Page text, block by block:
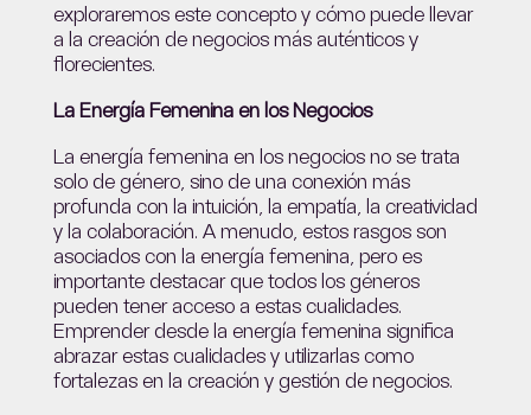
exploraremos este concepto y cómo puede llevar
a la creación de negocios más auténticos y
florecientes.
La Energía Femenina en los Negocios
La energía femenina en los negocios no se trata
solo de género, sino de una conexión más
profunda con la intuición, la empatía, la creatividad
y la colaboración. A menudo, estos rasgos son
asociados con la energía femenina, pero es
importante destacar que todos los géneros
pueden tener acceso a estas cualidades.
Emprender desde la energía femenina significa
abrazar estas cualidades y utilizarlas como
fortalezas en la creación y gestión de negocios.